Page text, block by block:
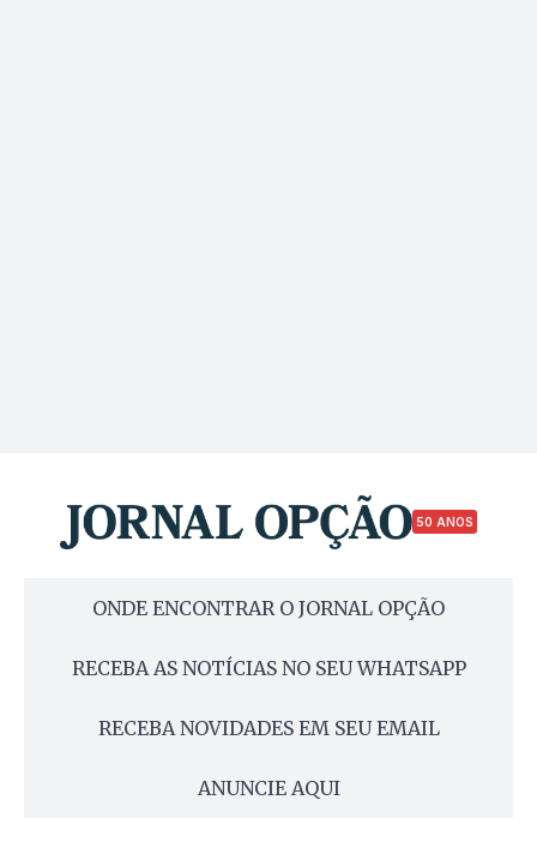
50 ANOS
ONDE ENCONTRAR O JORNAL OPÇÃO
RECEBA AS NOTÍCIAS NO SEU WHATSAPP
RECEBA NOVIDADES EM SEU EMAIL
ANUNCIE AQUI